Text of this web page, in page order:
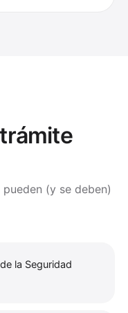
(y se deben)
la Seguridad